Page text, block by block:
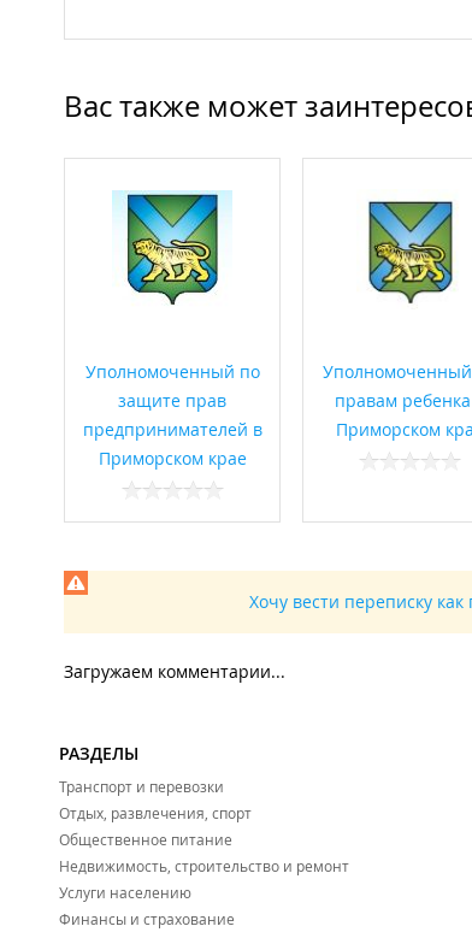
Вас также может
Уполномоченный по
защите прав
предпринимателей в
Приморском крае
правам
Приморском
Хочу вести переписку
Загружаем комментарии...
РАЗДЕЛЫ
Транспорт и перевозки
Отдых, развлечения, спорт
Общественное питание
Недвижимость, строительство и ремонт
Услуги населению
Финансы и страхование